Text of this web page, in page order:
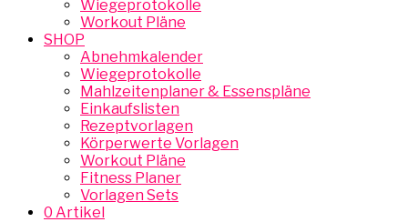
Wiegeprotokolle
Workout Pläne
SHOP
Abnehmkalender
Wiegeprotokolle
Mahlzeitenplaner & Essenspläne
Einkaufslisten
Rezeptvorlagen
Körperwerte Vorlagen
Workout Pläne
Fitness Planer
Vorlagen Sets
0 Artikel